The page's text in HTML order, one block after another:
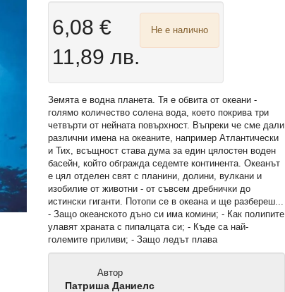
6,08 €
11,89 лв.
Не е налично
Земята е водна планета. Тя е обвита от океани -
голямо количество солена вода, което покрива три
четвърти от нейната повърхност. Въпреки че сме дали
различни имена на океаните, например Атлантически
и Тих, всъщност става дума за един цялостен воден
басейн, който обгражда седемте континента. Океанът
е цял отделен свят с планини, долини, вулкани и
изобилие от животни - от съвсем дребнички до
истински гиганти. Потопи се в океана и ще разбереш...
- Защо океанското дъно си има комини; - Как полипите
улавят храната с пипалцата си; - Къде са най-
големите приливи; - Защо ледът плава
Автор
Патриша Даниелс